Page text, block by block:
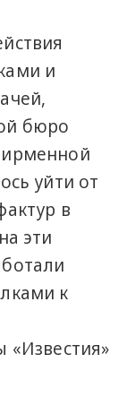
и
бюро
уйти от
в
эти
к
«Известия»